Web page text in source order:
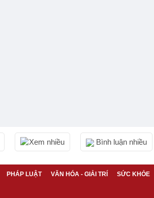
Xem nhiều Bình luận nhiều
PHÁP LUẬT VĂN HÓA - GIẢI TRÍ SỨC KHỎE